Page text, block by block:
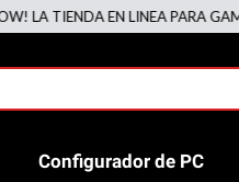
TIENDA EN LINEA PARA
Configurador de PC